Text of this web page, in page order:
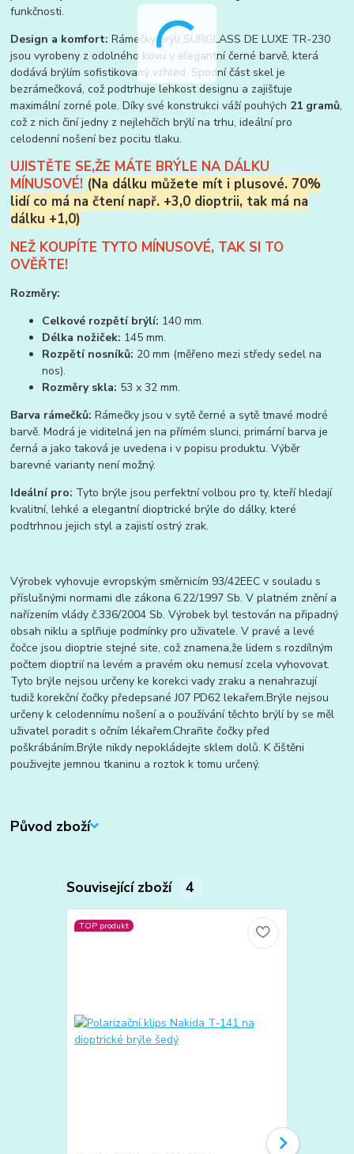
funkčnosti.
Design a komfort: Rámečky brýlí SURGLASS DE LUXE TR-230
jsou vyrobeny z odolného kovu v elegantní černé barvě, která
dodává brýlím sofistikovaný vzhled. Spodní část skel je
bezrámečková, což podtrhuje lehkost designu a zajišťuje
maximální zorné pole. Díky své konstrukci váží pouhých 21 gramů,
což z nich činí jedny z nejlehčích brýlí na trhu, ideální pro
celodenní nošení bez pocitu tlaku.
UJISTĚTE SE,ŽE MÁTE BRÝLE NA DÁLKU
MÍNUSOVÉ! (Na dálku můžete mít i plusové. 70%
lidí co má na čtení např. +3,0 dioptrii, tak má na
dálku +1,0)
NEŽ KOUPÍTE TYTO MÍNUSOVÉ, TAK SI TO
OVĚŘTE!
Rozměry:
Celkové rozpětí brýlí: 140 mm.
Délka nožiček: 145 mm.
Rozpětí nosníků: 20 mm (měřeno mezi středy sedel na
nos).
Rozměry skla: 53 x 32 mm.
Barva rámečků: Rámečky jsou v sytě černé a sytě tmavé modré
barvě. Modrá je viditelná jen na přímém slunci, primární barva je
černá a jako taková je uvedena i v popisu produktu. Výběr
barevné varianty není možný.
Ideální pro: Tyto brýle jsou perfektní volbou pro ty, kteří hledají
kvalitní, lehké a elegantní dioptrické brýle do dálky, které
podtrhnou jejich styl a zajistí ostrý zrak.
Výrobek vyhovuje evropským směrnicím 93/42EEC v souladu s
příslušnými normami dle zákona 6.22/1997 Sb. V platném znění a
nařízením vlády č.336/2004 Sb. Výrobek byl testován na připadný
obsah niklu a splñuje podmínky pro uživatele. V pravé a levé
čočce jsou dioptrie stejné site, což znamena,že lidem s rozdílným
počtem dioptrií na levém a pravém oku nemusí zcela vyhovovat.
Tyto brýle nejsou určeny ke korekci vady zraku a nenahrazují
tudiž korekční čočky předepsané J07 PD62 lekařem.Brýle nejsou
určeny k celodennímu nošení a o používání těchto brýlí by se měl
uživatel poradit s očním lékařem.Chrañte čočky před
poškrábáním.Brýle nikdy nepokládejte sklem dolů. K čištěni
použivejte jemnou tkaninu a roztok k tomu určený.
Původ zboží
Související zboží 4
TOP produkt